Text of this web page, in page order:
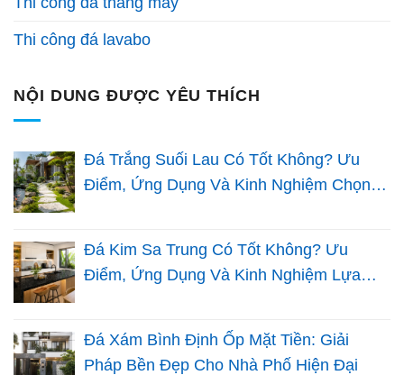
Thi công đá lavabo
NỘI DUNG ĐƯỢC YÊU THÍCH
Đá Trắng Suối Lau Có Tốt Không? Ưu
Điểm, Ứng Dụng Và Kinh Nghiệm Chọn
Đá Kim Sa Trung Có Tốt Không? Ưu
Điểm, Ứng Dụng Và Kinh Nghiệm Lựa
Đá Xám Bình Định Ốp Mặt Tiền: Giải
Pháp Bền Đẹp Cho Nhà Phố Hiện Đại